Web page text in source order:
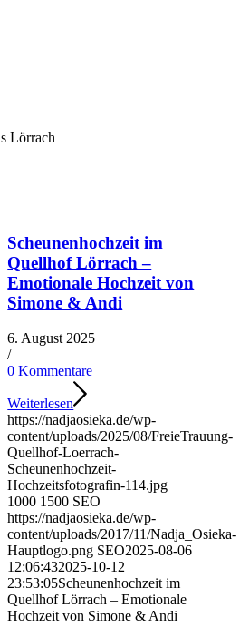
Lörrach
Scheunenhochzeit im
Quellhof Lörrach –
Emotionale Hochzeit von
Simone & Andi
6. August 2025
/
0 Kommentare
Weiterlesen
https://nadjaosieka.de/wp-
content/uploads/2025/08/FreieTrauung-
Quellhof-Loerrach-
Scheunenhochzeit-
Hochzeitsfotografin-114.jpg
1000 1500 SEO
https://nadjaosieka.de/wp-
content/uploads/2017/11/Nadja_Osieka-
Hauptlogo.png SEO2025-08-06
12:06:432025-10-12
23:53:05Scheunenhochzeit im
Quellhof Lörrach – Emotionale
Hochzeit von Simone & Andi